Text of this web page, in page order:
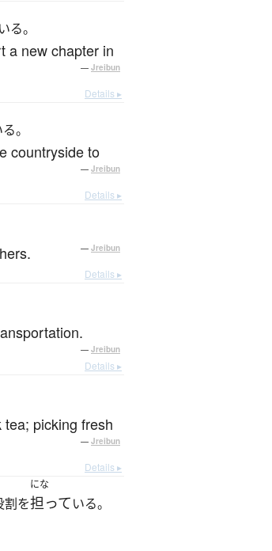
る。
a new chapter in
— Jreibun
Details ▸
。
countryside to
— Jreibun
Details ▸
— Jreibun
Details ▸
— Jreibun
Details ▸
picking fresh
— Jreibun
Details ▸
割を
にな
担っている。